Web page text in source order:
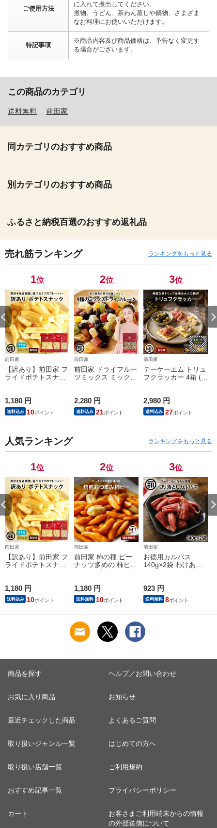
ご使用方法
に入れて煮出してください。
煮物、うどん、茶わん蒸しや鍋物、さまざま
なお料理にお使いいただけます。
特記事項
※商品内容及び商品価格は、予告なく変更す
る場合がございます。
この商品のカテゴリ
送料無料 前田家
同カテゴリのおすすめ商品
別カテゴリのおすすめ商品
ふるさと納税百選のおすすめ返礼品
売れ筋ランキング ランキングをもっと見る
1位
前田家
【訳あり】前田家 フ
ライドポテトスナッ
リュフ ブラックペッ
パー ポテトスナック
ポテト スナック お
MAEDAYA
1,180 円
送料込み 10
2位
前田家
前田家 ドライフルー
ツミックス ミックス
物サプリメント ビタ
ミン 食物繊維 鉄分
カリウム ポリフェノ
2,280 円
送料込み 21
3位
前田家
テーケーエム トリュ
フクラッカー 4箱 (1
ュフ クラッカー お
つまみ 珍味 お菓子
パーティー タクマ食
2,980 円
送料込み 27
人気ランキング ランキングをもっと見る
1位
前田家
【訳あり】前田家 フ
ライドポテトスナッ
リュフ ブラックペッ
パー ポテトスナック
ポテト スナック お
1,180 円
送料込み 10
2位
前田家
前田家 柿の種 ピー
ナッツ多めの 柿ピー
バタピー バターピー
ナッツ おつまみ お
やつ 珍味 スナック
おかき おせんべい
ポイント消化 送料無
料 MAEDAYA
1,180 円
送料無料 10
3位
前田家
お徳用カルパス
140g×2袋 わけあり
す ドライソーセージ
おつまみ 珍味 お酒
のお供 酒の肴 お菓
923 円
送料無料 8
商品を探す
お気に入り商品
最近チェックした商品
取り扱いジャンル一覧
取り扱い店舗一覧
おすすめ記事一覧
カート
ヘルプ／お問い合わせ
お知らせ
よくあるご質問
はじめての方へ
ご利用規約
プライバシーポリシー
お客さまご利用端末からの情報
の外部送信について